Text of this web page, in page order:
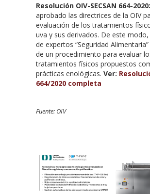
Resolución OIV-SECSAN 664-2020:
aprobado las directrices de la OIV
evaluación de los tratamientos
uva y sus derivados. De este
de expertos “Seguridad
de un procedimiento para evaluar
tratamientos físicos propuestos
prácticas enológicas. Ver:
664/2020 completa
Fuente: OIV